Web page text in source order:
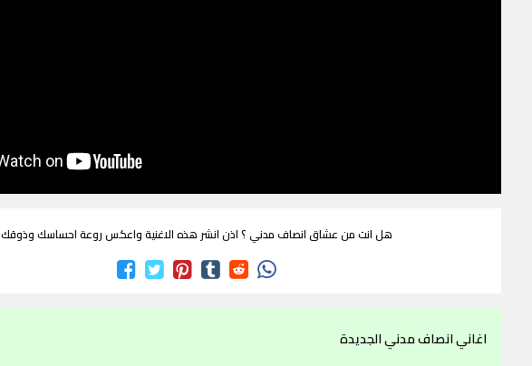
هل انت من عشاق انصاف مدني ؟ اذن انشر هذه الاغنية واعكس روعة احساسك وذوقك
اغاني انصاف مدني الجديدة